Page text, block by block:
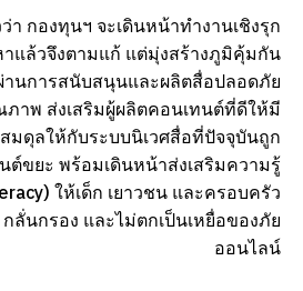
า กองทุนฯ จะเดินหน้าทำงานเชิงรุก
แล้วจึงตามแก้ แต่มุ่งสร้างภูมิคุ้มกัน
นการสนับสนุนและผลิตสื่อปลอดภัย
าพ ส่งเสริมผู้ผลิตคอนเทนต์ที่ดีให้มี
มดุลให้กับระบบนิเวศสื่อที่ปัจจุบันถูก
ต์ขยะ พร้อมเดินหน้าส่งเสริมความรู้
ให้เด็ก เยาวชน และครอบครัว
ลั่นกรอง และไม่ตกเป็นเหยื่อของภัย
ออนไลน์